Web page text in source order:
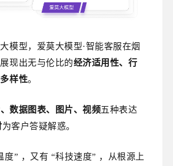
模型，爱莫大模型·智能客服在烟
现出无与伦比的经济适用性、行
样性。
数据图表、图片、视频五种表达
为客户答疑解惑。
度” ，又有 “科技速度” ，从根源上